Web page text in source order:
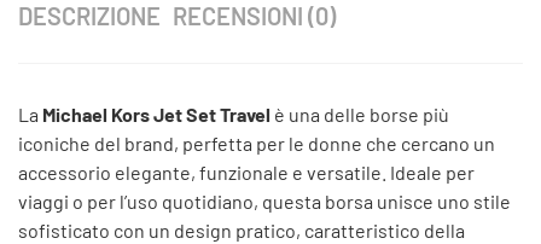
DESCRIZIONE RECENSIONI (0)
La Michael Kors Jet Set Travel è una delle borse più
iconiche del brand, perfetta per le donne che cercano un
accessorio elegante, funzionale e versatile. Ideale per
viaggi o per l’uso quotidiano, questa borsa unisce uno stile
sofisticato con un design pratico, caratteristico della